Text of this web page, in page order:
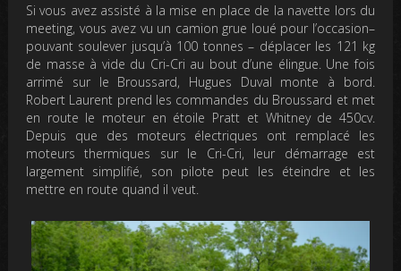
Si vous avez assisté à la mise en place de la navette lors du
meeting, vous avez vu un camion grue loué pour l’occasion–
pouvant soulever jusqu’à 100 tonnes – déplacer les 121 kg
de masse à vide du Cri-Cri au bout d’une élingue. Une fois
arrimé sur le Broussard, Hugues Duval monte à bord.
Robert Laurent prend les commandes du Broussard et met
en route le moteur en étoile Pratt et Whitney de 450cv.
Depuis que des moteurs électriques ont remplacé les
moteurs thermiques sur le Cri-Cri, leur démarrage est
largement simplifié, son pilote peut les éteindre et les
mettre en route quand il veut.